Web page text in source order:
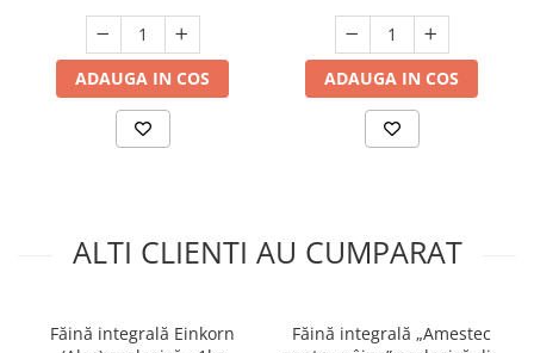
ADAUGA IN COS ADAUGA IN COS
ALTI CLIENTI AU CUMPARAT
Făină integrală Einkorn
Făină integrală „Amestec